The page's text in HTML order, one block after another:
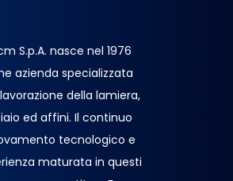
S.p.A. nasce nel 1976
azienda specializzata
della lamiera,
ed affini. Il continuo
tecnologico e
maturata in questi